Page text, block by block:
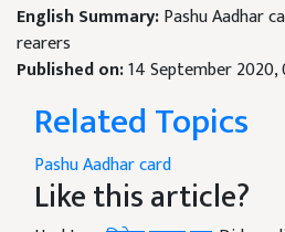
English Summary:Pashu Aadhar
rearers
Published on:14 September 2020,
Related Topics
Pashu Aadhar card
Like this article?